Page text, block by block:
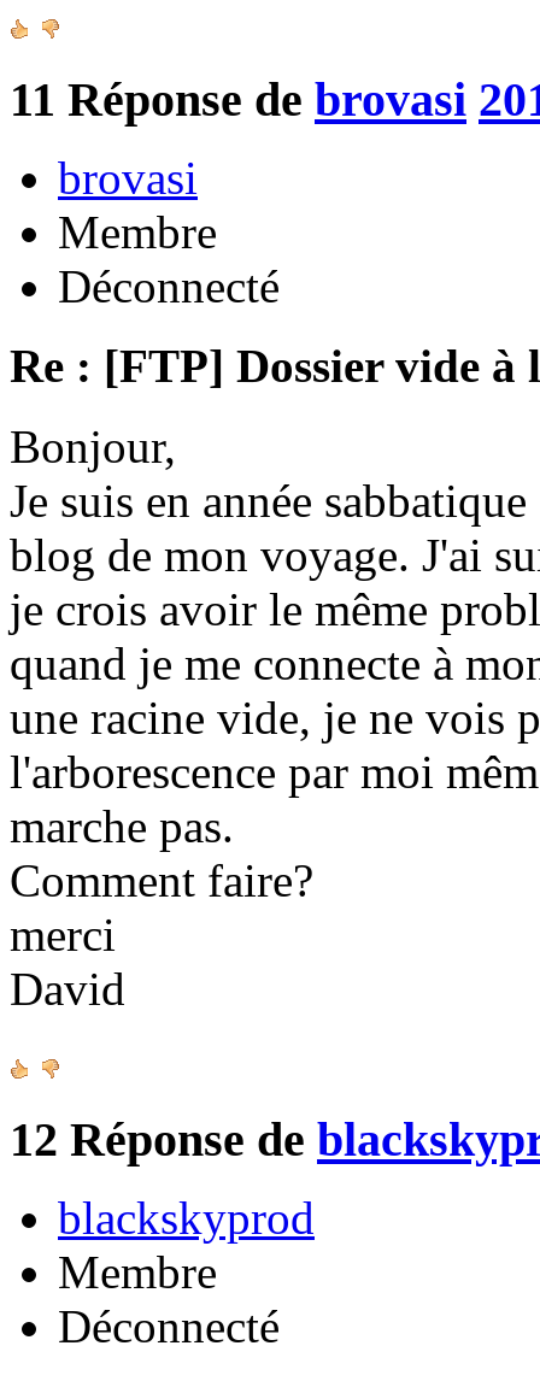
11 Réponse de brovasi
brovasi
Membre
Déconnecté
Re : [FTP] Dossier vide à
Bonjour,
Je suis en année
blog de mon voyage. J'ai
je crois avoir le même
quand je me connecte à
une racine vide, je ne vois
l'arborescence par moi
marche pas.
Comment faire?
merci
David
12 Réponse de
blackskyprod
Membre
Déconnecté